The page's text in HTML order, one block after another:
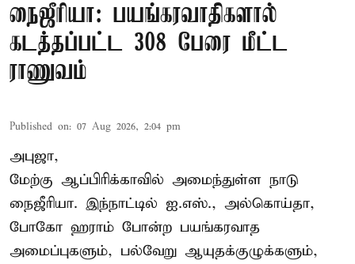
நைஜீரியா: பயங்கரவாதிகளால்
கடத்தப்பட்ட 308 பேரை மீட்ட
ராணுவம்
Published on: 07 Aug 2026, 2:04 pm
அபுஜா,
மேற்கு ஆப்பிரிக்காவில் அமைந்துள்ள நாடு
நைஜீரியா. இந்நாட்டில் ஐ.எஸ்., அல்கொய்தா,
போகோ ஹராம் போன்ற பயங்கரவாத
அமைப்புகளும், பல்வேறு ஆயுதக்குழுக்களும்,